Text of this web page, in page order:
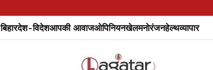
बिहारदेश-विदेशआपकी आवाजओपिनियनखेलमनोरंजनहेल्थव्यापार